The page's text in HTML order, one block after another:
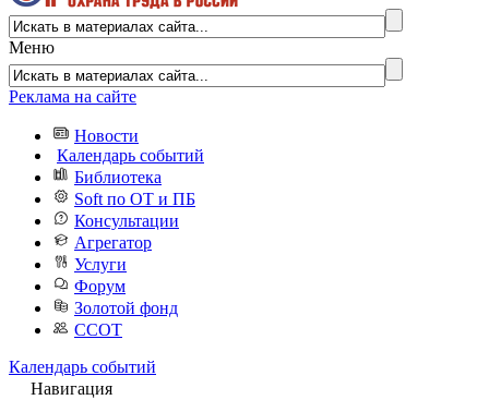
Меню
Реклама на сайте
Новости
Календарь событий
Библиотека
Soft по ОТ и ПБ
Консультации
Агрегатор
Услуги
Форум
Золотой фонд
ССОТ
Календарь событий
Навигация